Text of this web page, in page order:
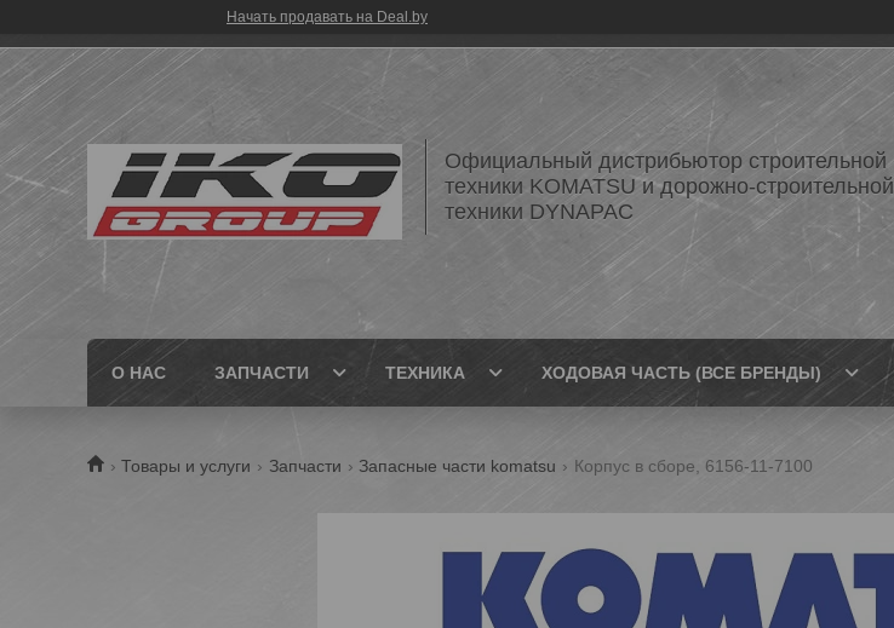
Начать продавать на Deal.by
Официальный дистрибьютор строительной
техники KOMATSU и дорожно-строительной
техники DYNAPAC
О НАС ЗАПЧАСТИ ТЕХНИКА ХОДОВАЯ ЧАСТЬ (ВСЕ БРЕНДЫ)
Товары и услуги Запчасти Запасные части komatsu Корпус в сборе, 6156-11-7100